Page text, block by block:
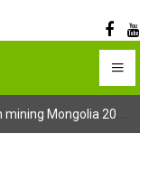
Digitalization in mining Mongolia 2025 арга хэмжээний бүртгэл эхэллээ